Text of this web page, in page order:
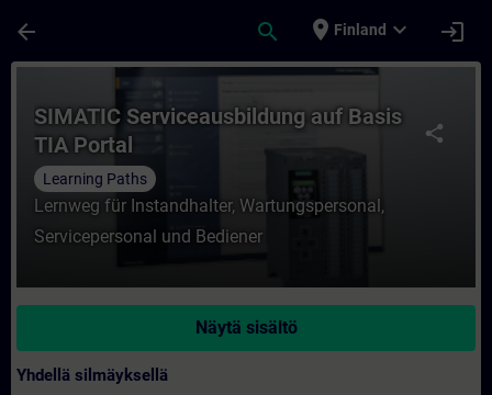
arrow_back search place Finland expand_more login
Kurssi - SIMATIC Serviceausbildung auf
share
SIMATIC Serviceausbildung auf Basis
TIA Portal
Learning Paths
Lernweg für Instandhalter, Wartungspersonal,
Servicepersonal und Bediener
Näytä sisältö
Yhdellä silmäyksellä